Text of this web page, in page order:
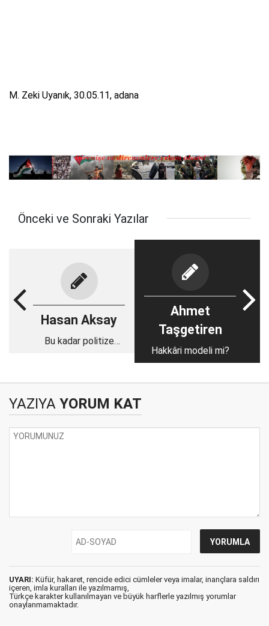
M. Zeki Uyanık, 30.05.11, adana
Önceki ve Sonraki Yazılar
Hasan Aksay
Bu kadar politize
Ahmet
Taşgetiren
Hakkâri modeli mi?
YAZIYA YORUM KAT
UYARI: Küfür, hakaret, rencide edici cümleler veya imalar, inançlara saldırı
içeren, imla kuralları ile yazılmamış,
Türkçe karakter kullanılmayan ve büyük harflerle yazılmış yorumlar
onaylanmamaktadır.